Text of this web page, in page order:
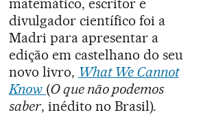
matemático, escritor e
divulgador científico foi a
Madri para apresentar a
edição em castelhano do seu
novo livro, What We Cannot
Know (O que não podemos
saber, inédito no Brasil).